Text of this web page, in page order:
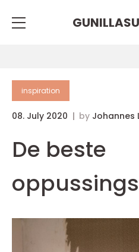
inspiration
08. July 2020 by Johannes
De beste